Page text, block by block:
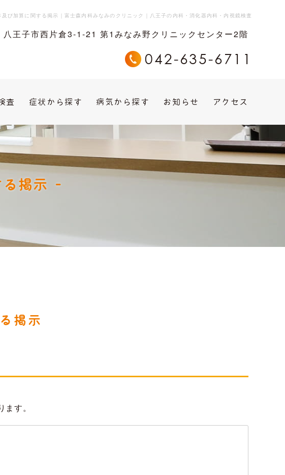
王子市西片倉3-1-21 第1みなみ野クリニックセンター2階
042-635-6711
査 症状から探す 病気から探す お知らせ アクセス
掲示
及び加算に関する掲示｜富士森内科みなみのクリニック｜八王子の内科・消化器内科・内視鏡検査
掲示
す。